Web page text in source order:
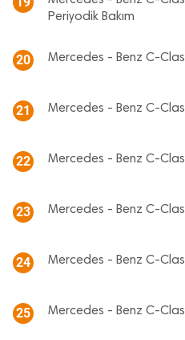
Periyodik Bakım
20 Mercedes - Benz C-
21 Mercedes - Benz C-
22 Mercedes - Benz C-
23 Mercedes - Benz C-
24 Mercedes - Benz C-
25 Mercedes - Benz C-